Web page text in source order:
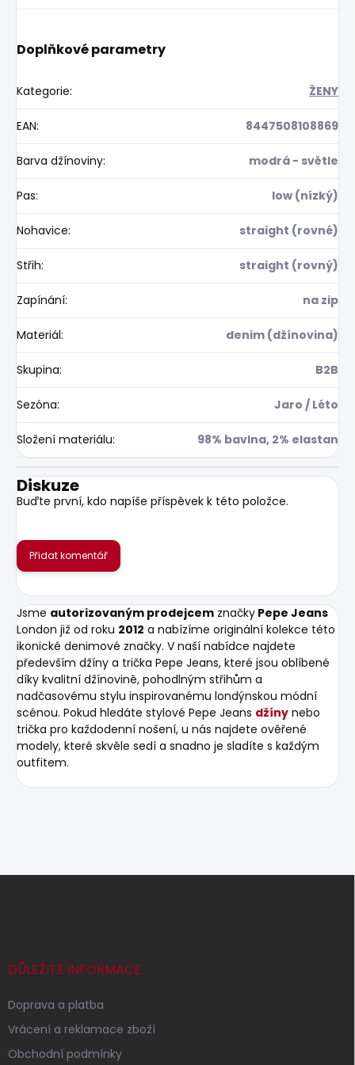
Doplňkové parametry
Kategorie: ŽENY
EAN: 8447508108869
Barva džínoviny: modrá - světle
Pas: low (nízký)
Nohavice: straight (rovné)
Střih: straight (rovný)
Zapínání: na zip
Materiál: denim (džínovina)
Skupina: B2B
Sezóna: Jaro / Léto
Složení materiálu: 98% bavlna, 2% elastan
Diskuze
Buďte první, kdo napíše příspěvek k této položce.
Přidat komentář
Jsme autorizovaným prodejcem značky Pepe Jeans
London již od roku 2012 a nabízíme originální kolekce této
ikonické denimové značky. V naší nabídce najdete
především džíny a trička Pepe Jeans, které jsou oblíbené
díky kvalitní džínovině, pohodlným střihům a
nadčasovému stylu inspirovanému londýnskou módní
scénou. Pokud hledáte stylové Pepe Jeans džíny nebo
trička pro každodenní nošení, u nás najdete ověřené
modely, které skvěle sedí a snadno je sladíte s každým
outfitem.
Z
DŮLEŽITÉ INFORMACE
Doprava a platba
Vrácení a reklamace zboží
Obchodní podmínky